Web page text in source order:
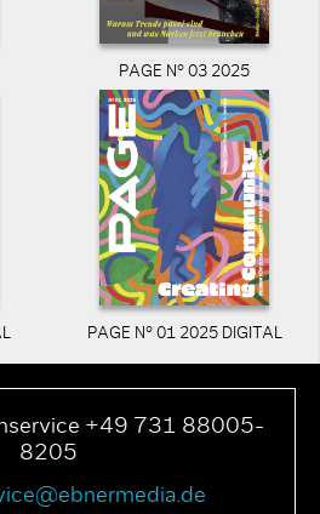
PAGE N° 03 2025
PAGE N° 01 2025 DIGITAL
+49 731 88005-
8205